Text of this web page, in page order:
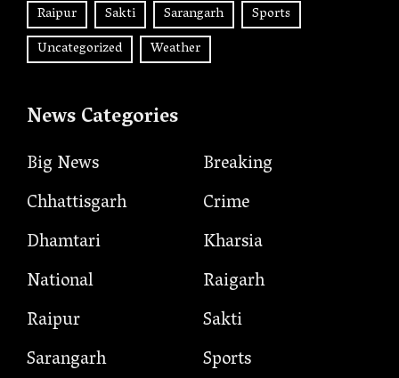
Raipur
Sakti Sarangarh
Sports
Uncategorized
Weather
News Categories
Big News
Breaking
Chhattisgarh
Crime
Dhamtari
Kharsia
National
Raigarh
Raipur
Sakti
Sarangarh
Sports